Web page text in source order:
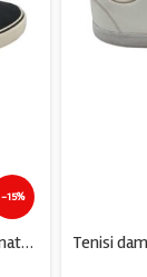
-15%
Tenisi dama Sprandi, 38, material textil, negru